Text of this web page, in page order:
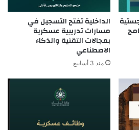
الداخلية تفتح التسجيل في
مسارات تدريبية عسكرية
بمجالات التقنية والذكاء
الاصطناعي
منذ 3 أسابيع